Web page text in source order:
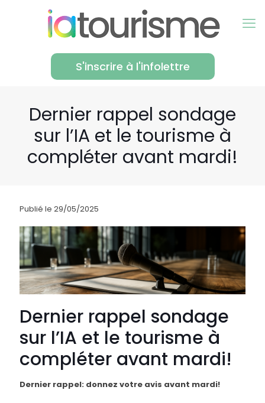
S'inscrire à l'infolettre
Dernier rappel sondage
sur l’IA et le tourisme à
compléter avant mardi!
Publié le 29/05/2025
Dernier rappel sondage
sur l’IA et le tourisme à
compléter avant mardi!
Dernier rappel: donnez votre avis avant mardi!